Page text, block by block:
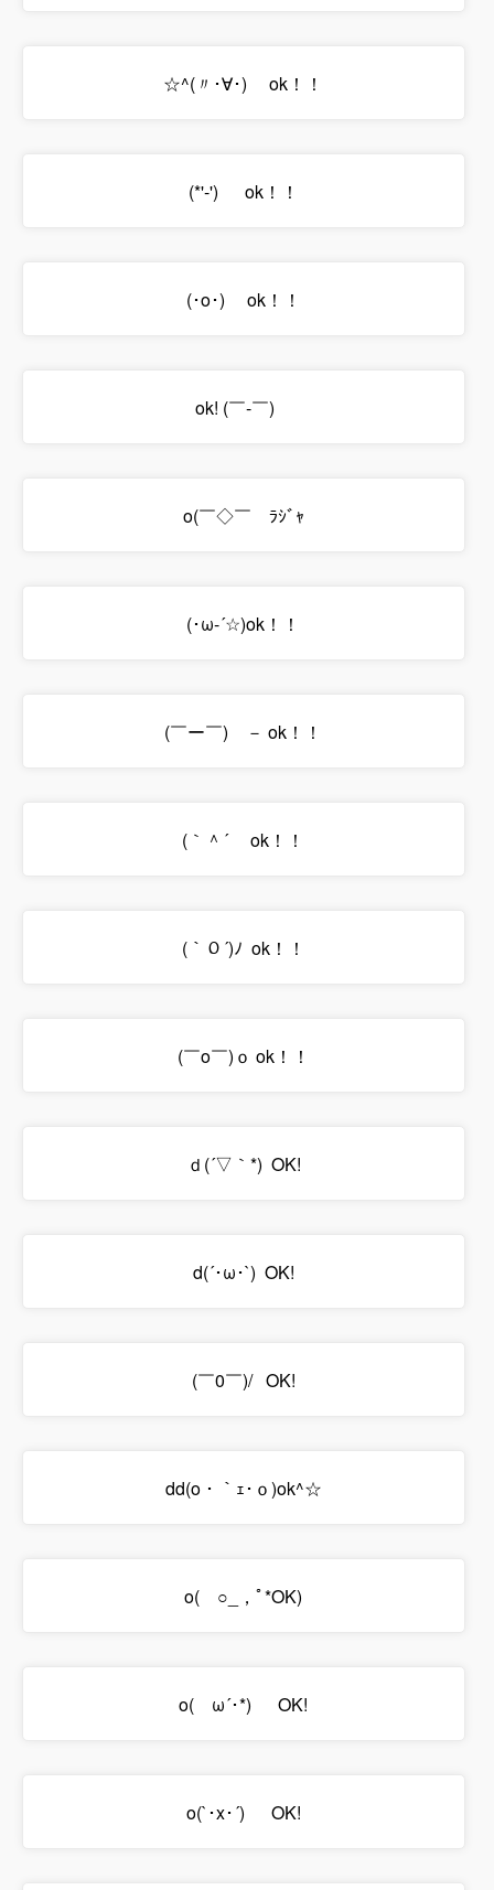
☆^(〃･∀･)ゞ ok！！
(*'-')ゞ ok！！
(･o･)ゞ ok！！
ok! (￣-￣)ゞ
o(￣◇￣ゞﾗｼﾞｬ
(･ω-´☆)ok！！
(￣ー￣)ゞ－ ok！！
(｀＾´ゝ ok！！
(｀０´)ﾉ ok！！
(￣o￣)ｏ ok！！
ｄ(´▽｀*) OK!
d(´･ω･`) OK!
(￣0￣)/ OK!
dd(o・｀ｪ･ｏ)ok^☆
o(ゝ○_，ﾟ*OK)
o(ゝω´･*)ゞ OK!
o(`･x･´)ゞ OK!